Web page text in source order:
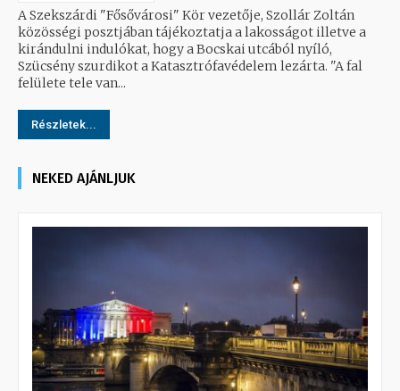
A Szekszárdi "Fősővárosi" Kör vezetője, Szollár Zoltán
közösségi posztjában tájékoztatja a lakosságot illetve a
kirándulni indulókat, hogy a Bocskai utcából nyíló,
Szücsény szurdikot a Katasztrófavédelem lezárta. "A fal
felülete tele van...
Részletek...
NEKED AJÁNLJUK